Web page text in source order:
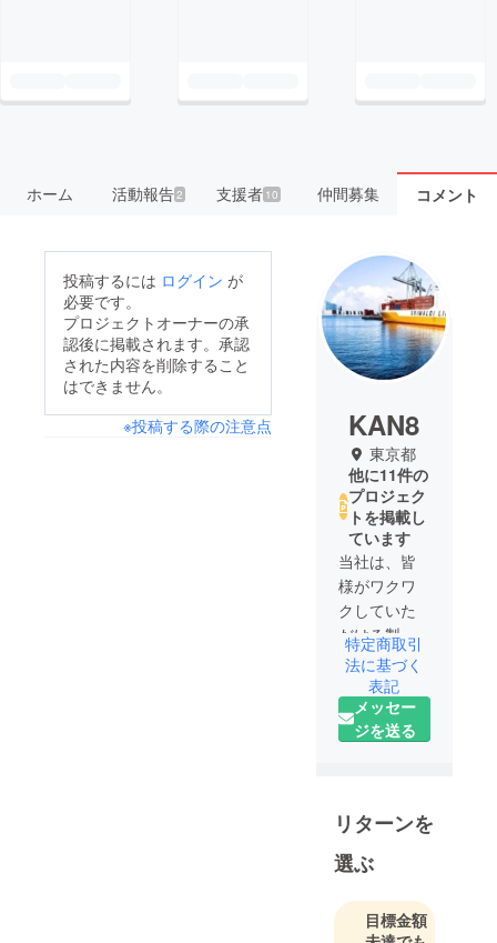
ホーム 活動報告2 支援者 10 仲間募集 コメント
投稿するには ログイン が
必要です。
プロジェクトオーナーの承
認後に掲載されます。承認
された内容を削除すること
はできません。
※投稿する際の注意点
KAN8
東京都
他に11件の
プロジェク
トを掲載し
ています
当社は、皆
様がワクワ
クしていた
だける製品
を提供して
いきたい、
という思い
で立ち上げ
さな幸せ、
身近な幸せ
を届ける」
をミッショ
ンとし、
特定商取引
法に基づく
表記
メッセー
ジを送る
リターンを
選ぶ
目標金額